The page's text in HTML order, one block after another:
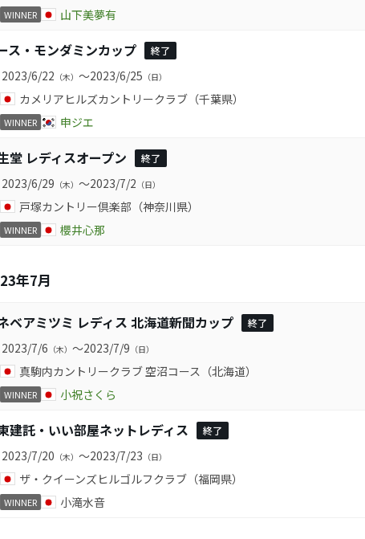
WINNER 山下美夢有
ス・モンダミンカップ 終了
2023/6/22 （木） ～2023/6/25 （日）
カメリアヒルズカントリークラブ（千葉県）
WINNER 申ジエ
堂 レディスオープン 終了
2023/6/29 （木） ～2023/7/2 （日）
戸塚カントリー倶楽部（神奈川県）
WINNER 櫻井心那
年7月
ベアミツミ レディス 北海道新聞カップ 終了
2023/7/6 （木） ～2023/7/9 （日）
真駒内カントリークラブ 空沼コース（北海道）
WINNER 小祝さくら
建託・いい部屋ネットレディス 終了
2023/7/20 （木） ～2023/7/23 （日）
ザ・クイーンズヒルゴルフクラブ（福岡県）
WINNER 小滝水音